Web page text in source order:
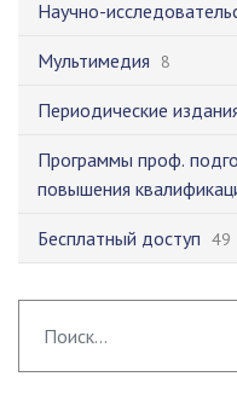
Научно-
Мультимедия 8
Периодические
Программы проф.
повышения
Бесплатный доступ 49